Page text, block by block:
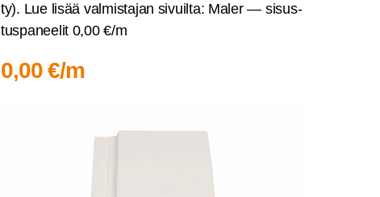
ty). Lue lisää val­mis­ta­jan sivuil­ta: Maler — sisus­
tus­pa­nee­lit 0,00 €/m
0,00 €/m